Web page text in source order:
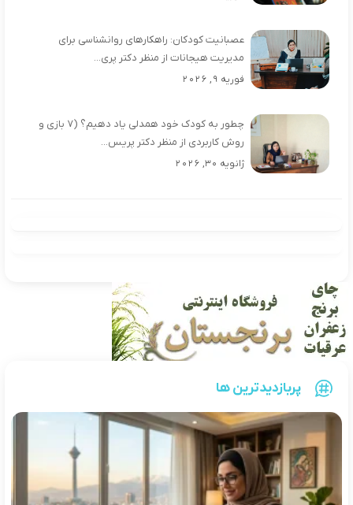
عصبانیت کودکان: راهکارهای روانشناسی برای
مدیریت هیجانات از منظر دکتر پری...
فوریه 9, 2026
چطور به کودک خود همدلی یاد دهیم؟ (۷ بازی و
روش کاربردی از منظر دکتر پریس...
ژانویه 30, 2026
پربازدیدترین ها